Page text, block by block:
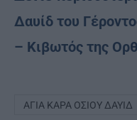
Δαυίδ του
– Κιβωτός της
ΑΓΊΑ ΚΆΡΑ ΟΣΊΟΥ ΔΑΥΊΔ